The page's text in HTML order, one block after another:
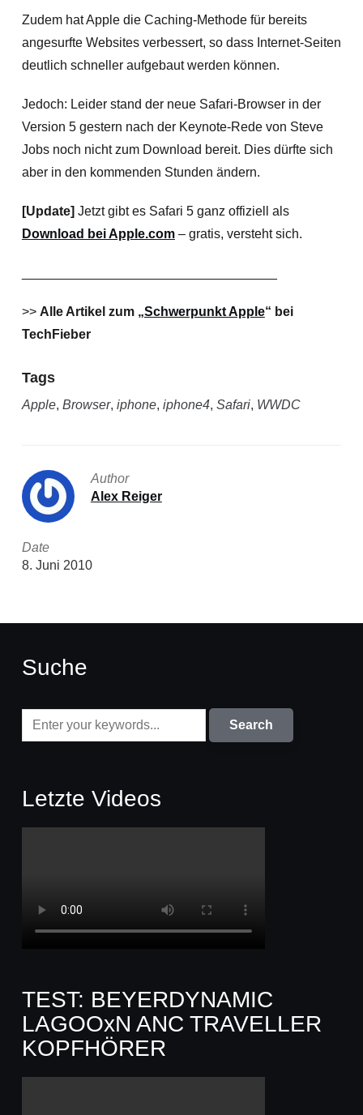
Zudem hat Apple die Caching-Methode für bereits
angesurfte Websites verbessert, so dass Internet-Seiten
deutlich schneller aufgebaut werden können.
Jedoch: Leider stand der neue Safari-Browser in der
Version 5 gestern nach der Keynote-Rede von Steve
Jobs noch nicht zum Download bereit. Dies dürfte sich
aber in den kommenden Stunden ändern.
[Update] Jetzt gibt es Safari 5 ganz offiziell als
Download bei Apple.com– gratis, versteht sich.
>> Alle Artikel zum „Schwerpunkt Apple“ bei
TechFieber
Tags
Apple, Browser, iphone, iphone4, Safari, WWDC
Author
Alex Reiger
Date
8. Juni 2010
Suche
Letzte Videos
TEST: BEYERDYNAMIC
LAGOOxN ANC TRAVELLER
KOPFHÖRER